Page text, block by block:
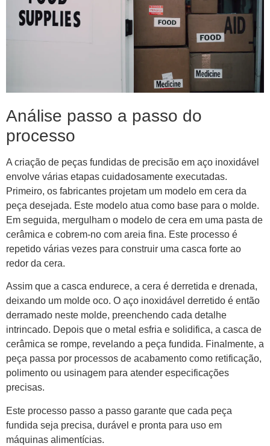
Análise passo a passo do
processo
A criação de peças fundidas de precisão em aço inoxidável
envolve várias etapas cuidadosamente executadas.
Primeiro, os fabricantes projetam um modelo em cera da
peça desejada. Este modelo atua como base para o molde.
Em seguida, mergulham o modelo de cera em uma pasta de
cerâmica e cobrem-no com areia fina. Este processo é
repetido várias vezes para construir uma casca forte ao
redor da cera.
Assim que a casca endurece, a cera é derretida e drenada,
deixando um molde oco. O aço inoxidável derretido é então
derramado neste molde, preenchendo cada detalhe
intrincado. Depois que o metal esfria e solidifica, a casca de
cerâmica se rompe, revelando a peça fundida. Finalmente, a
peça passa por processos de acabamento como retificação,
polimento ou usinagem para atender especificações
precisas.
Este processo passo a passo garante que cada peça
fundida seja precisa, durável e pronta para uso em
máquinas alimentícias.